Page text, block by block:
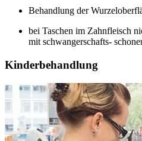
Behandlung der
bei Taschen im Zahnfleisch
mit schwangerschafts-
Kinderbehandlung